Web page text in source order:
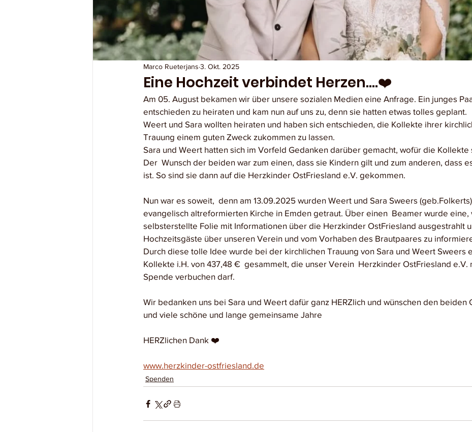
Eine Hochzeit verbindet Herzen....❤️
Marco Rueterjans 3. Okt. 2025
Am 05. August bekamen wir über unsere sozialen Medien eine Anfrage. Ein junges
entschieden zu heiraten und kam nun auf uns zu, denn sie hatten etwas tolles geplant.
Weert und Sara wollten heiraten und haben sich entschieden, die Kollekte ihrer
Trauung einem guten Zweck zukommen zu lassen.
Sara und Weert hatten sich im Vorfeld Gedanken darüber gemacht, wofür die Kollekte
Der  Wunsch der beiden war zum einen, dass sie Kindern gilt und zum anderen, dass
ist. So sind sie dann auf die Herzkinder OstFriesland e.V. gekommen.
Nun war es soweit,  denn am 13.09.2025 wurden Weert und Sara Sweers
evangelisch altreformierten Kirche in Emden getraut. Über einen  Beamer wurde eine,
selbsterstellte Folie mit Informationen über die Herzkinder OstFriesland ausgestrahlt
Hochzeitsgäste über unseren Verein und vom Vorhaben des Brautpaares zu
Durch diese tolle Idee wurde bei der kirchlichen Trauung von Sara und Weert Sweers
Kollekte i.H. von 437,48 €  gesammelt, die unser Verein  Herzkinder OstFriesland e.V.
Spende verbuchen darf.
Wir bedanken uns bei Sara und Weert dafür ganz HERZlich und wünschen den beiden
und viele schöne und lange gemeinsame Jahre
HERZlichen Dank ❤️
www.herzkinder-ostfriesland.de
Spenden